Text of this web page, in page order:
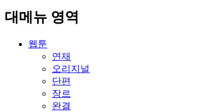
대메뉴 영역
웹툰
연재
오리지널
단편
장르
완결